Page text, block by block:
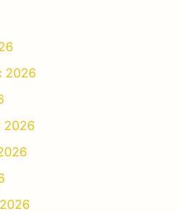
2026
2026